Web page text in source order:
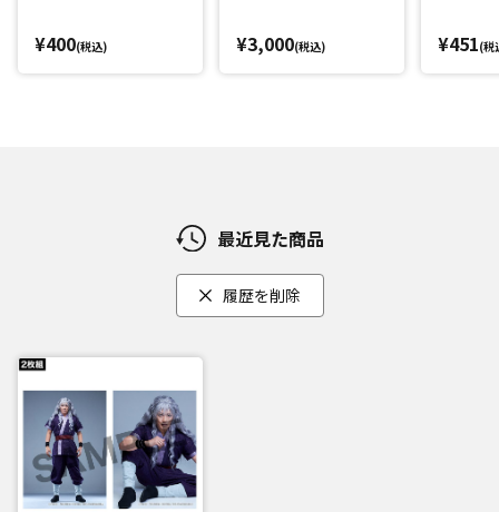
¥400(税込) ¥3,000(税込) ¥451(税
最近見た商品
履歴を削除